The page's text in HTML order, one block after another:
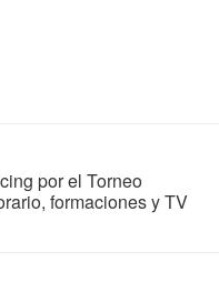
por el Torneo
formaciones y TV